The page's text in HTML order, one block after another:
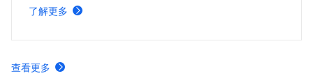
高交付速度和质量，使开发团队更好地响应市场变化和用户
需求，推动业务持续增长。
了解更多
查看更多